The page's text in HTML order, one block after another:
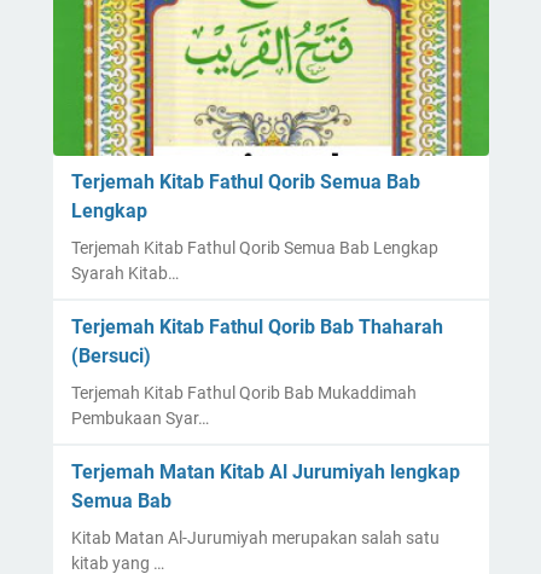
Terjemah Kitab Fathul Qorib Semua Bab
Lengkap
Terjemah Kitab Fathul Qorib Semua Bab Lengkap
Syarah Kitab…
Terjemah Kitab Fathul Qorib Bab Thaharah
(Bersuci)
Terjemah Kitab Fathul Qorib Bab Mukaddimah
Pembukaan Syar…
Terjemah Matan Kitab Al Jurumiyah lengkap
Semua Bab
Kitab Matan Al-Jurumiyah merupakan salah satu
kitab yang …